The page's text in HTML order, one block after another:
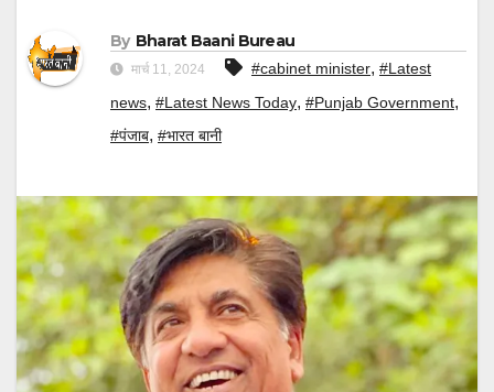
By Bharat Baani Bureau
मार्च 11, 2024 #cabinet minister, #Latest
news, #Latest News Today, #Punjab Government,
#पंजाब, #भारत बानी